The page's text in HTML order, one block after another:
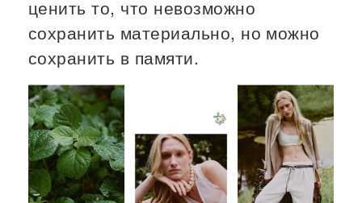
ценить то, что невозможно
сохранить материально, но можно
сохранить в памяти.